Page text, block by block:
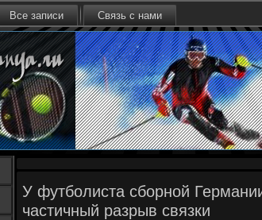
Все записи Связь с нами
У футболиста сборной
частичный разрыв связки